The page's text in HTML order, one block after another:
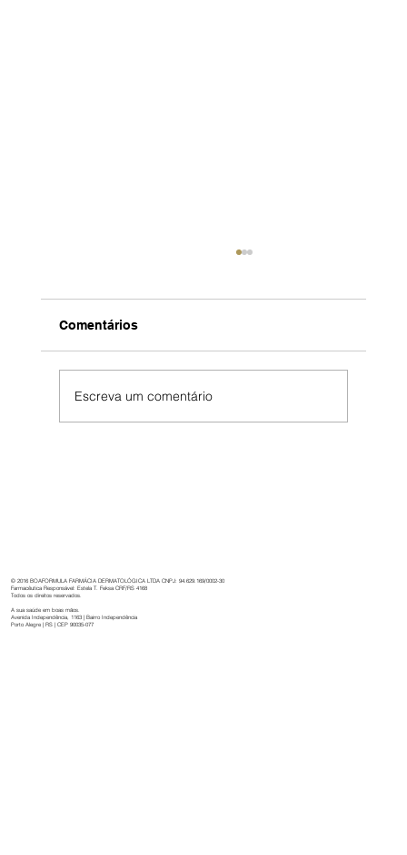
Comentários
Escreva um comentário
© 2016 BOAFORMULA FARMÁCIA DERMATOLÓGICA LTDA CNPJ: 94.629.169/0002-30
Farmacêutica Responsável: Estela T. Feksa CRF/RS 4168
Todos os direitos reservados.
A sua saúde em boas mãos.
Avenida Independência, 1163 | Bairro Independência
Porto Alegre | RS | CEP 90035-077